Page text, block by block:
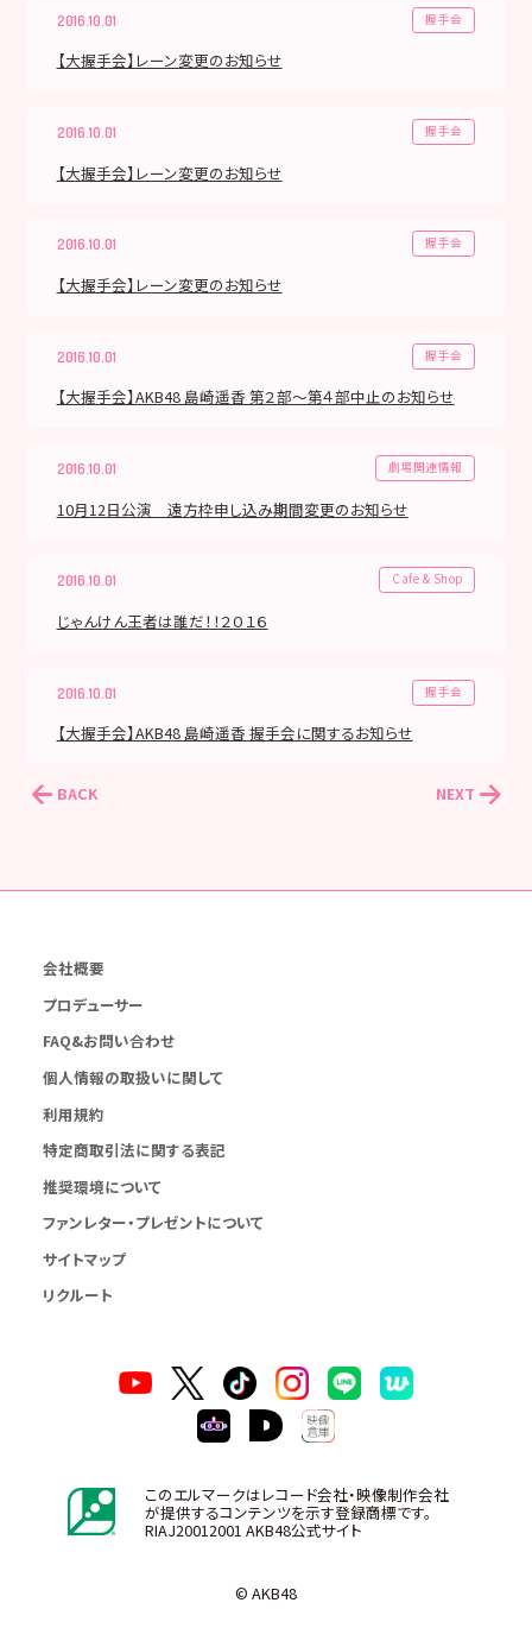
2016.10.01 握手会
【大握手会】レーン変更のお知らせ
2016.10.01 握手会
【大握手会】レーン変更のお知らせ
2016.10.01 握手会
【大握手会】レーン変更のお知らせ
2016.10.01 握手会
【大握手会】AKB48 島崎遥香 第２部〜第４部中止のお知らせ
2016.10.01 劇場関連情報
10月12日公演 遠方枠申し込み期間変更のお知らせ
2016.10.01 Cafe & Shop
じゃんけん王者は誰だ！！２０１６
2016.10.01 握手会
【大握手会】AKB48 島崎遥香 握手会に関するお知らせ
BACK NEXT
会社概要
プロデューサー
FAQ&お問い合わせ
個人情報の取扱いに関して
利用規約
特定商取引法に関する表記
推奨環境について
ファンレター・プレゼントについて
サイトマップ
リクルート
このエルマークはレコード会社・映像制作会社
が提供するコンテンツを示す登録商標です。
RIAJ20012001 AKB48公式サイト
© AKB48